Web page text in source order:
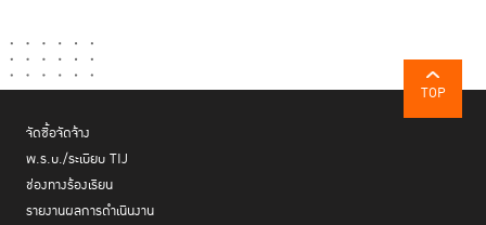
TOP
จัดซื้อจัดจ้าง
พ.ร.บ./ระเบียบ TIJ
ช่องทางร้องเรียน
รายงานผลการดำเนินงาน